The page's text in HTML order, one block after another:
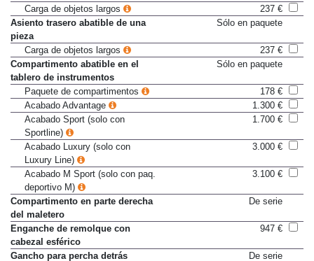
maletero
Carga de objetos largos
237 €
Asiento trasero abatible de una
pieza
Carga de objetos largos
237 €
Compartimento abatible en el
tablero de instrumentos
Paquete de compartimentos
178 €
Acabado Advantage
1.300 €
Acabado Sport (solo con
Sportline)
Acabado Luxury (solo con
Luxury Line)
Acabado M Sport (solo con paq.
deportivo M)
Compartimento en parte derecha
del maletero
Enganche de remolque con
cabezal esférico